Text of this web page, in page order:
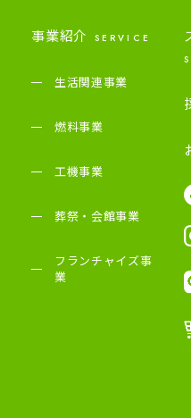
事業紹介 SERVICE
生活関連事業
燃料事業
工機事業
葬祭・会館事業
フランチャイズ事
業